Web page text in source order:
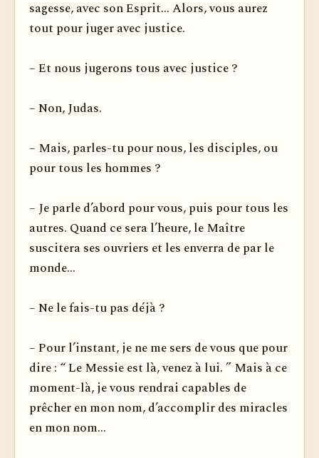
sagesse, avec son Esprit... Alors, vous aurez
tout pour juger avec justice.
– Et nous jugerons tous avec justice ?
– Non, Judas.
– Mais, parles-tu pour nous, les disciples, ou
pour tous les hommes ?
– Je parle d’abord pour vous, puis pour tous les
autres. Quand ce sera l’heure, le Maître
suscitera ses ouvriers et les enverra de par le
monde...
– Ne le fais-tu pas déjà ?
– Pour l’instant, je ne me sers de vous que pour
dire : “ Le Messie est là, venez à lui. ” Mais à ce
moment-là, je vous rendrai capables de
prêcher en mon nom, d’accomplir des miracles
en mon nom...